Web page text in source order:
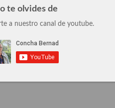
te olvides de
a nuestro canal de youtube.